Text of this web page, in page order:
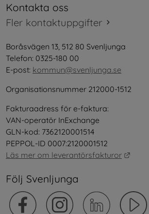
Kontakta oss
Fler kontaktuppgifter
Boråsvägen 13, 512 80 Svenljunga
Telefon: 0325-180 00
E-post: kommun@svenljunga.se
Organisationsnummer 212000-1512
Fakturaadress för e-faktura:
VAN-operatör InExchange
GLN-kod: 7362120001514
PEPPOL-ID 0007:2120001512
Läs mer om leverantörsfakturor
Följ Svenljunga